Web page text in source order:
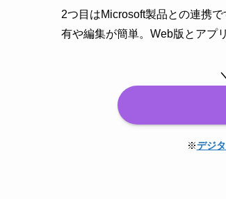
2つ目はMicrosoft製品との連携
有や編集が簡単。Web版とアプ
※デジ